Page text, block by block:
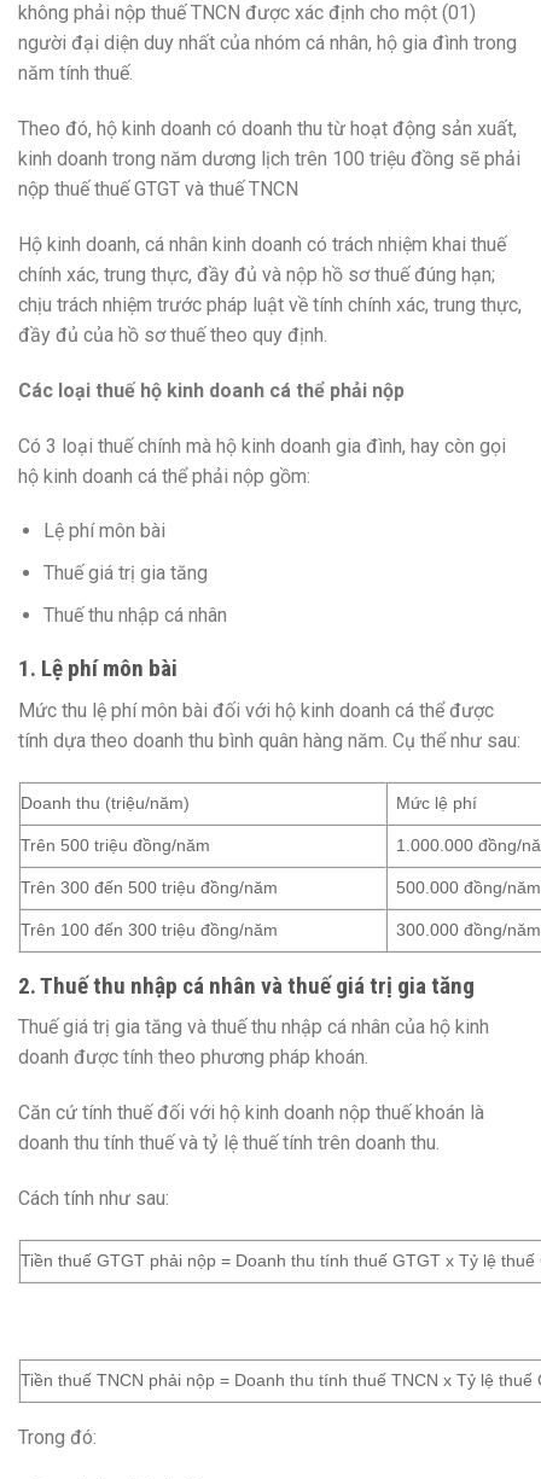
không phải nộp thuế TNCN được xác định cho một (01)
người đại diện duy nhất của nhóm cá nhân, hộ gia đình trong
năm tính thuế.
Theo đó, hộ kinh doanh có doanh thu từ hoạt động sản xuất,
kinh doanh trong năm dương lịch trên 100 triệu đồng sẽ phải
nộp thuế thuế GTGT và thuế TNCN
Hộ kinh doanh, cá nhân kinh doanh có trách nhiệm khai thuế
chính xác, trung thực, đầy đủ và nộp hồ sơ thuế đúng hạn;
chịu trách nhiệm trước pháp luật về tính chính xác, trung thực,
đầy đủ của hồ sơ thuế theo quy định.
Các loại thuế hộ kinh doanh cá thể phải nộp
Có 3 loại thuế chính mà hộ kinh doanh gia đình, hay còn gọi
hộ kinh doanh cá thể phải nộp gồm:
Lệ phí môn bài
Thuế giá trị gia tăng
Thuế thu nhập cá nhân
1. Lệ phí môn bài
Mức thu lệ phí môn bài đối với hộ kinh doanh cá thể được
tính dựa theo doanh thu bình quân hàng năm. Cụ thể như sau:
Doanh thu (triệu/năm) Mức lệ phí
Trên 500 triệu đồng/năm 1.000.000 đồng/
Trên 300 đến 500 triệu đồng/năm 500.000 đồng/năm
Trên 100 đến 300 triệu đồng/năm 300.000 đồng/năm
2. Thuế thu nhập cá nhân và thuế giá trị gia tăng
Thuế giá trị gia tăng và thuế thu nhập cá nhân của hộ kinh
doanh được tính theo phương pháp khoán.
Căn cứ tính thuế đối với hộ kinh doanh nộp thuế khoán là
doanh thu tính thuế và tỷ lệ thuế tính trên doanh thu.
Cách tính như sau:
Tiền thuế GTGT phải nộp = Doanh thu tính thuế GTGT x Tỷ lệ thuế
Tiền thuế TNCN phải nộp = Doanh thu tính thuế TNCN x Tỷ lệ thuế
Trong đó: